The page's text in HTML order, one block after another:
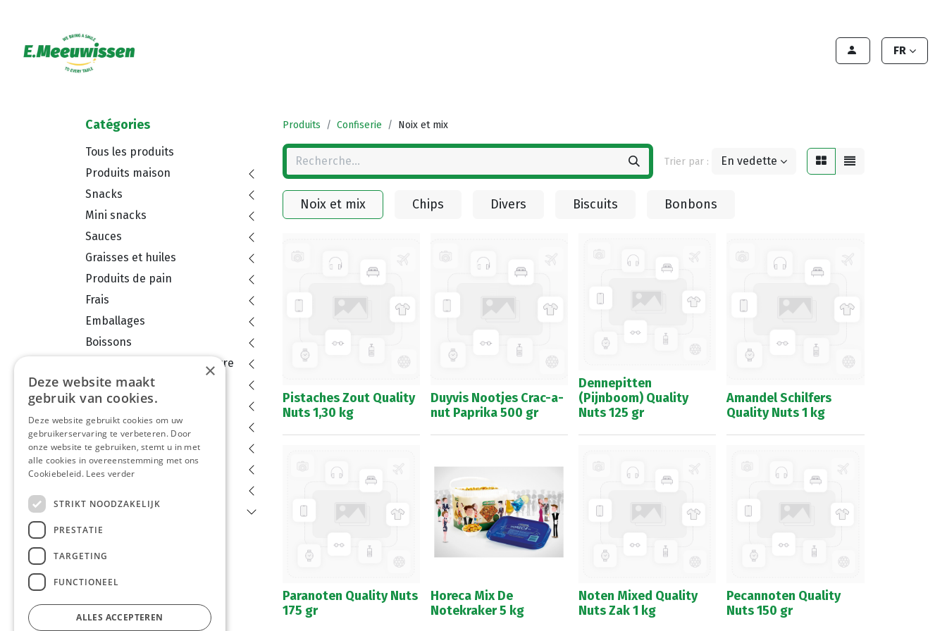
FR
Catégories
Tous les produits
Produits maison
Snacks
Mini snacks
Sauces
Graisses et huiles
Produits de pain
Frais
Emballages
Boissons
Produits de pomme de terre
Congelé
Dessert
Légumes et fruit
Aliments secs
Conserves et bocales
Confiserie
Noix et mix
Chips
Bonbons
Produits Confiserie Noix et mix
Trier par : En vedette
Noix et mix Chips Divers Biscuits Bonbons
Pistaches Zout Quality
Nuts 1,30 kg
Duyvis Nootjes Crac-a-
nut Paprika 500 gr
Dennepitten
(Pijnboom) Quality
Nuts 125 gr
Amandel Schilfers
Quality Nuts 1 kg
Paranoten Quality Nuts
175 gr
Horeca Mix De
Notekraker 5 kg
Noten Mixed Quality
Nuts Zak 1 kg
Pecannoten Quality
Nuts 150 gr
×
Deze website maakt
gebruik van cookies.
Deze website gebruikt cookies om uw
gebruikerservaring te verbeteren. Door
onze website te gebruiken, stemt u in met
alle cookies in overeenstemming met ons
Cookiebeleid. Lees verder
STRIKT NOODZAKELIJK
PRESTATIE
TARGETING
FUNCTIONEEL
ALLES ACCEPTEREN